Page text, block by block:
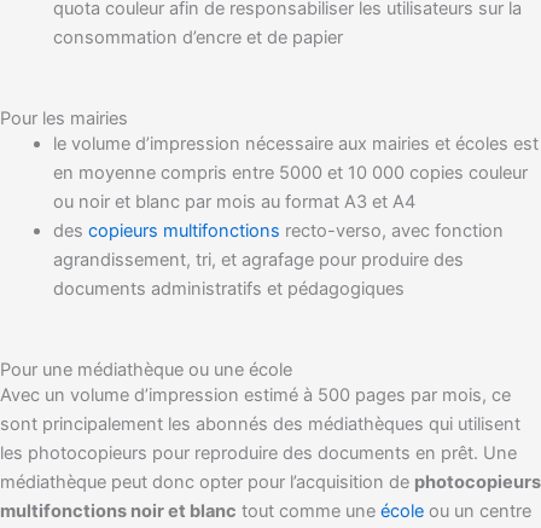
quota couleur afin de responsabiliser les utilisateurs sur la
consommation d’encre et de papier
Pour les mairies
le volume d’impression nécessaire aux mairies et écoles est
en moyenne compris entre 5000 et 10 000 copies couleur
ou noir et blanc par mois au format A3 et A4
des copieurs multifonctions recto-verso, avec fonction
agrandissement, tri, et agrafage pour produire des
documents administratifs et pédagogiques
Pour une médiathèque ou une école
Avec un volume d’impression estimé à 500 pages par mois, ce
sont principalement les abonnés des médiathèques qui utilisent
les photocopieurs pour reproduire des documents en prêt. Une
médiathèque peut donc opter pour l’acquisition de photocopieurs
multifonctions noir et blanc tout comme une école ou un centre